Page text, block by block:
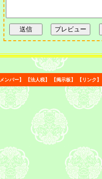
メンバー】 【法人税】 【掲示板】 【 リンク】